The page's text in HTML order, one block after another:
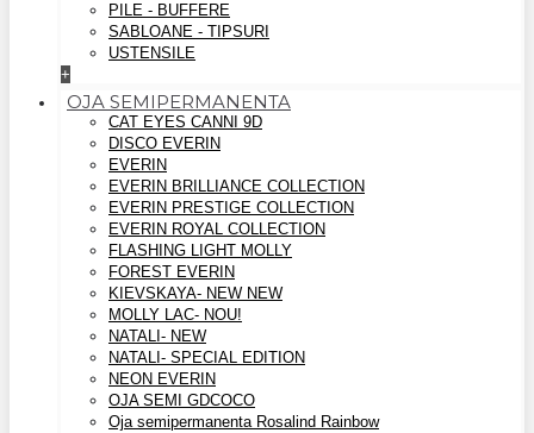
PILE - BUFFERE
SABLOANE - TIPSURI
USTENSILE
+
OJA SEMIPERMANENTA
CAT EYES CANNI 9D
DISCO EVERIN
EVERIN
EVERIN BRILLIANCE COLLECTION
EVERIN PRESTIGE COLLECTION
EVERIN ROYAL COLLECTION
FLASHING LIGHT MOLLY
FOREST EVERIN
KIEVSKAYA- NEW NEW
MOLLY LAC- NOU!
NATALI- NEW
NATALI- SPECIAL EDITION
NEON EVERIN
OJA SEMI GDCOCO
Oja semipermanenta Rosalind Rainbow